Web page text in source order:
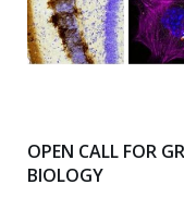
OPEN CALL FOR
BIOLOGY